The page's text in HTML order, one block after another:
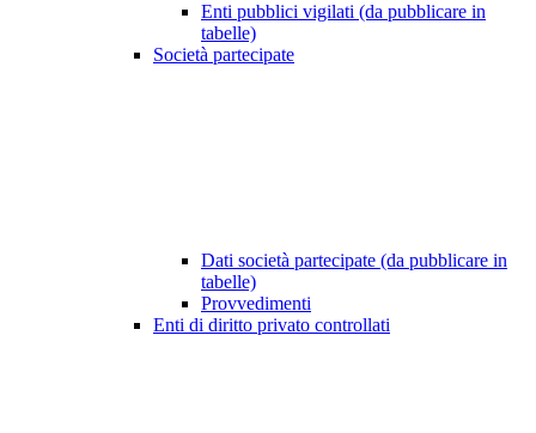
Enti pubblici vigilati (da pubblicare in
tabelle)
Società partecipate
Dati società partecipate (da pubblicare in
tabelle)
Provvedimenti
Enti di diritto privato controllati